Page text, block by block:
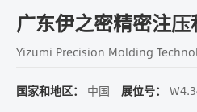
广东伊之密精密注
Yizumi Precision Molding
国家和地区： 中国 展位号：